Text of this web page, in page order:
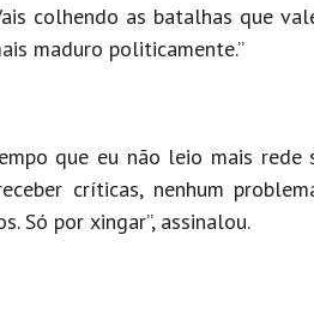
colhendo as batalhas que
maduro politicamente.”
que eu não leio mais rede
críticas, nenhum
Só por xingar”, assinalou.